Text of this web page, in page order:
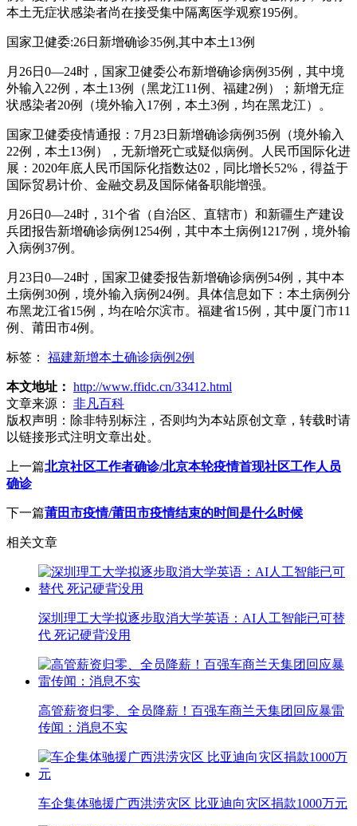
本土无症状感染者尚在接受集中隔离医学观察195例。
国家卫健委:26日新增确诊35例,其中本土13例
月26日0—24时，国家卫健委公布新增确诊病例35例，其中境
外输入22例，本土13例（黑龙江11例、福建2例）；新增无症
状感染者20例（境外输入17例，本土3例，均在黑龙江）。
国家卫健委疫情通报：7月23日新增确诊病例35例（境外输入
22例，本土13例），无新增死亡或疑似病例。人民币国际化进
展：2020年底人民币国际化指数达02，同比增长52%，得益于
国际贸易计价、金融交易及国际储备职能增强。
月26日0—24时，31个省（自治区、直辖市）和新疆生产建设
兵团报告新增确诊病例1254例，其中本土病例1217例，境外输
入病例37例。
月23日0—24时，国家卫健委报告新增确诊病例54例，其中本
土病例30例，境外输入病例24例。具体信息如下：本土病例分
布黑龙江省15例，均在哈尔滨市。福建省15例，其中厦门市11
例、莆田市4例。
标签： 福建新增本土确诊病例2例
本文地址： http://www.ffidc.cn/33412.html
文章来源：
非凡百科
版权声明： 除非特别标注，否则均为本站原创文章，转载时请
以链接形式注明文章出处。
上一篇北京社区工作者确诊/北京本轮疫情首现社区工作人员
确诊
下一篇莆田市疫情/莆田市疫情结束的时间是什么时候
相关文章
深圳理工大学拟逐步取消大学英语：AI人工智能已可替
代 死记硬背没用
高管薪资归零、全员降薪！百强车商兰天集团回应暴雷
传闻：消息不实
车企集体驰援广西洪涝灾区 比亚迪向灾区捐款1000万元